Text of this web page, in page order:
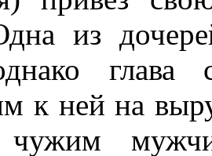
из
глава
к ней на
чужим